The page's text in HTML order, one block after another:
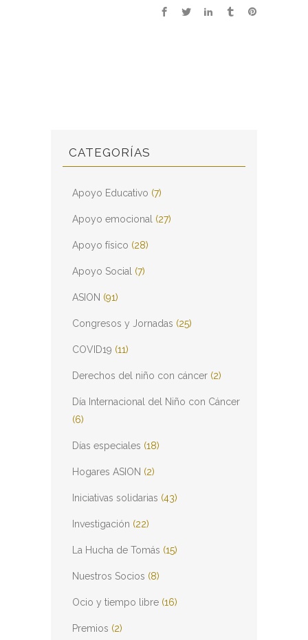
CATEGORÍAS
Apoyo Educativo (7)
Apoyo emocional (27)
Apoyo físico (28)
Apoyo Social (7)
ASION (91)
Congresos y Jornadas (25)
COVID19 (11)
Derechos del niño con cáncer (2)
Día Internacional del Niño con Cáncer
(6)
Días especiales (18)
Hogares ASION (2)
Iniciativas solidarias (43)
Investigación (22)
La Hucha de Tomás (15)
Nuestros Socios (8)
Ocio y tiempo libre (16)
Premios (2)